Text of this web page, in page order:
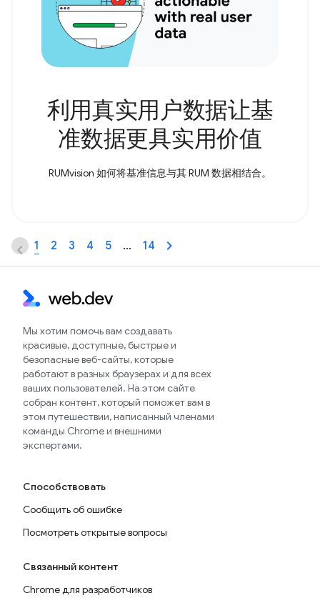
利用真实用户数据让基
准数据更具实用价值
RUMvision 如何将基准信息与其 RUM 数据相结合。
1 2 3 4 5 … 14
Мы хотим помочь вам создавать
красивые, доступные, быстрые и
безопасные веб-сайты, которые
работают в разных браузерах и для всех
ваших пользователей. На этом сайте
собран контент, который поможет вам в
этом путешествии, написанный членами
команды Chrome и внешними
экспертами.
Способствовать
Сообщить об ошибке
Посмотреть открытые вопросы
Связанный контент
Chrome для разработчиков